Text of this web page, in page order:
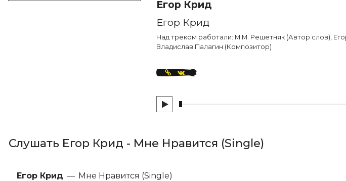
Егор Крид
Егор Крид
Над треком работали: М.М. Решетняк (Автор слов),
Владислав Палагин (Композитор)
Слушать Егор Крид - Мне Нравится (Single)
Егор Крид — Мне Нравится (Single)